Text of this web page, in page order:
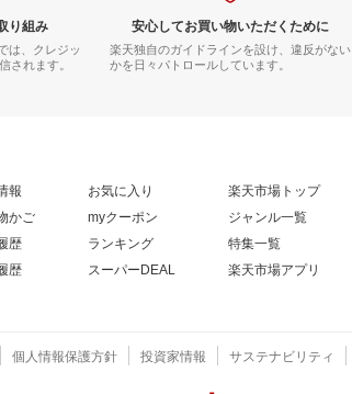
り組み
は、クレジッ
されます。
安心してお買い物いただくために
楽天独自のガイドラインを設け、違反がない
かを日々パトロールしています。
報
かご
歴
歴
お気に入り
myクーポン
ランキング
スーパーDEAL
楽天市場トップ
ジャンル一覧
特集一覧
楽天市場アプリ
個人情報保護方針 投資家情報 サステナビリティ